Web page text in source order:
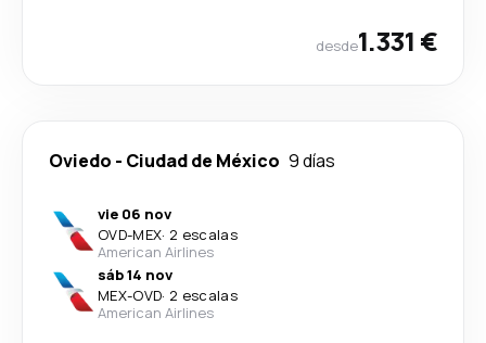
desde1.331 €
Oviedo - Ciudad de México 9 días
vie 06 nov
OVD-MEX· 2 escalas
American Airlines
sáb 14 nov
MEX-OVD· 2 escalas
American Airlines